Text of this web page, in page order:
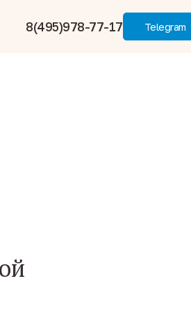
8(495)978-77-17 Telegram